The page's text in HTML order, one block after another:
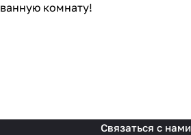
комнату!
Связаться с нами